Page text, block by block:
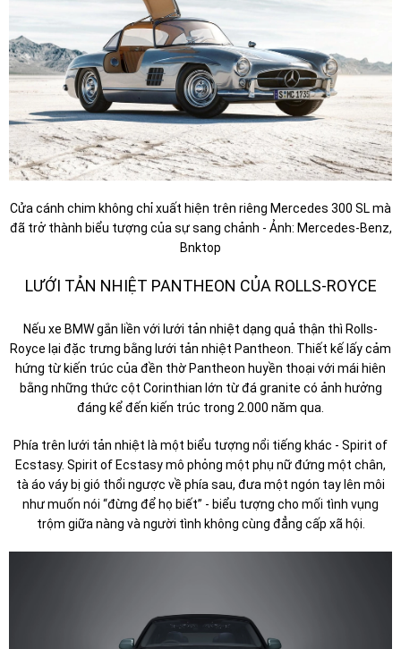
Cửa cánh chim không chỉ xuất hiện trên riêng Mercedes 300 SL mà
đã trở thành biểu tượng của sự sang chảnh - Ảnh: Mercedes-Benz,
Bnktop
LƯỚI TẢN NHIỆT PANTHEON CỦA ROLLS-ROYCE
Nếu xe BMW gắn liền với lưới tản nhiệt dạng quả thận thì Rolls-
Royce lại đặc trưng bằng lưới tản nhiệt Pantheon. Thiết kế lấy cảm
hứng từ kiến trúc của đền thờ Pantheon huyền thoại với mái hiên
bằng những thức cột Corinthian lớn từ đá granite có ảnh hưởng
đáng kể đến kiến ​​trúc trong 2.000 năm qua.
Phía trên lưới tản nhiệt là một biểu tượng nổi tiếng khác - Spirit of
Ecstasy. Spirit of Ecstasy mô phỏng một phụ nữ đứng một chân,
tà áo váy bị gió thổi ngược về phía sau, đưa một ngón tay lên môi
như muốn nói “đừng để họ biết” - biểu tượng cho mối tình vụng
trộm giữa nàng và người tình không cùng đẳng cấp xã hội.